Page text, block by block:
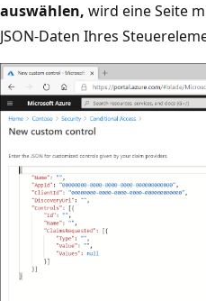
auswählen, wird eine Seite
JSON-Daten Ihres